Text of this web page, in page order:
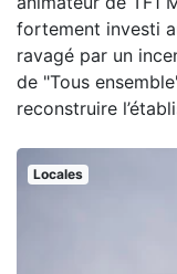
fortement investi
ravagé par un
de "Tous
reconstruire
Locales